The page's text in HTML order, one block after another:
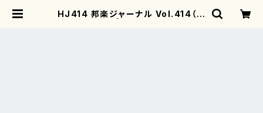
HJ414 邦楽ジャーナル Vol.414（雑